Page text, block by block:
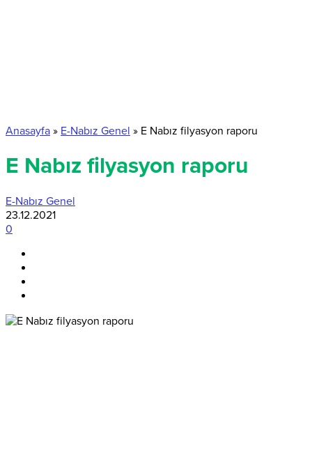
Anasayfa » E-Nabız Genel » E Nabız filyasyon raporu
E Nabız filyasyon raporu
E-Nabız Genel
23.12.2021
0